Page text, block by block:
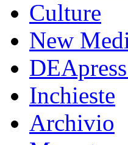
Culture
New
Inchieste
Archivio